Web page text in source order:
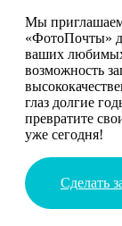
Мы приглашаем
«ФотоПочты»
ваших
возможность
глаз долгие
превратите
уже сегодня!
Сделать